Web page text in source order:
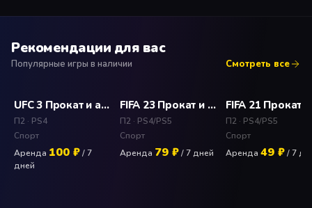
Рекомендации для вас
Популярные игры в наличии Смотреть все
UFC 3 Прокат и аренда игры 7 дней
П2 · PS4
Спорт
Аренда 100 ₽/ 7
дней
FIFA 23 Прокат и аренда игры 7 дней
П2 · PS4/PS5
Спорт
Аренда 79 ₽/ 7 дней
П2 · PS4/PS5
Спорт
Аренда 49 ₽/ 7